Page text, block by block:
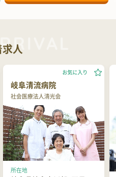
人
岐阜清流病院
社会医療法人清光会
お気に入り
所在地